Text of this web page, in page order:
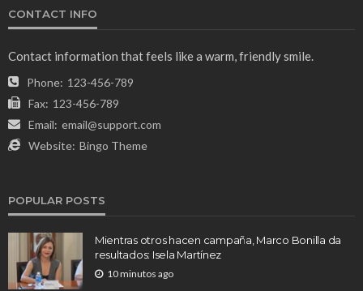
CONTACT INFO
Contact information that feels like a warm, friendly smile.
Phone: 123-456-789
Fax: 123-456-789
Email: email@support.com
Website: Bingo Theme
POPULAR POSTS
Mientras otros hacen campaña, Marco Bonilla da
resultados: Isela Martínez
10 minutos ago